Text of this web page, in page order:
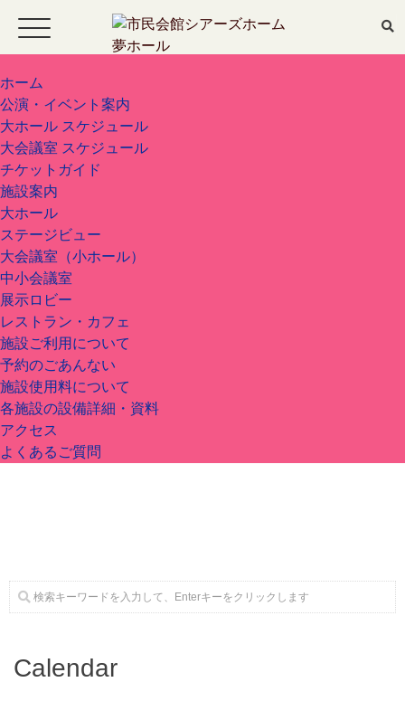
ホーム
公演・イベント案内
大ホール スケジュール
大会議室 スケジュール
チケットガイド
施設案内
大ホール
ステージビュー
大会議室（小ホール）
中小会議室
展示ロビー
レストラン・カフェ
施設ご利用について
予約のごあんない
施設使用料について
各施設の設備詳細・資料
アクセス
よくあるご質問
Calendar